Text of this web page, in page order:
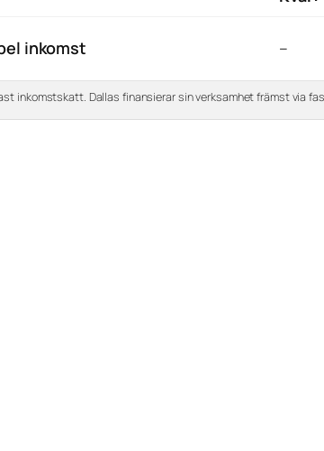
inkomst –
inkomstskatt. Dallas finansierar sin verksamhet främst via